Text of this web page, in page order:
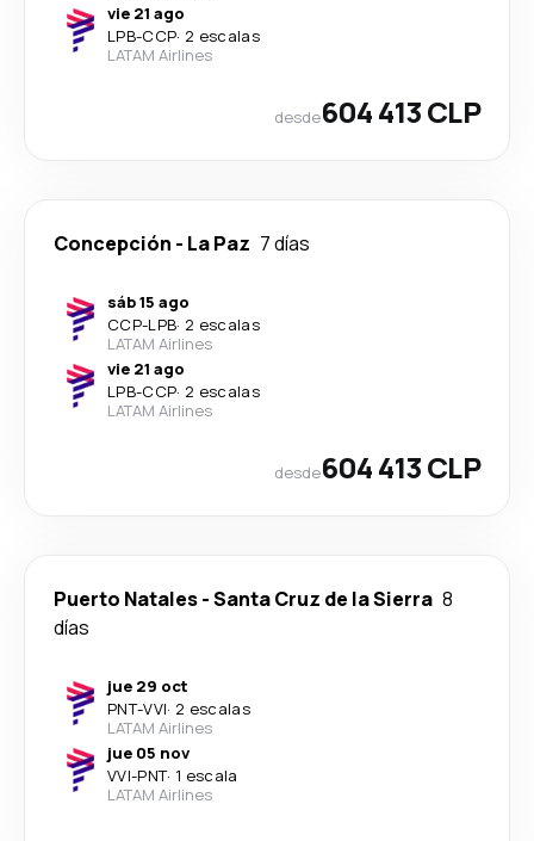
vie 21 ago
LPB-CCP· 2 escalas
LATAM Airlines
desde604 413 CLP
Concepción - La Paz 7 días
sáb 15 ago
CCP-LPB· 2 escalas
LATAM Airlines
vie 21 ago
LPB-CCP· 2 escalas
LATAM Airlines
desde604 413 CLP
Puerto Natales-Santa Cruz de la Sierra 8
días
jue 29 oct
PNT-VVI· 2 escalas
LATAM Airlines
jue 05 nov
VVI-PNT· 1 escala
LATAM Airlines